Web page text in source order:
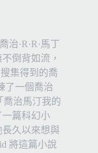
治·R·R·馬丁
倒背如流，
集得到的喬
了一個喬治
喬治馬汀我的
篇科幻小
久以來想與
將這篇小說